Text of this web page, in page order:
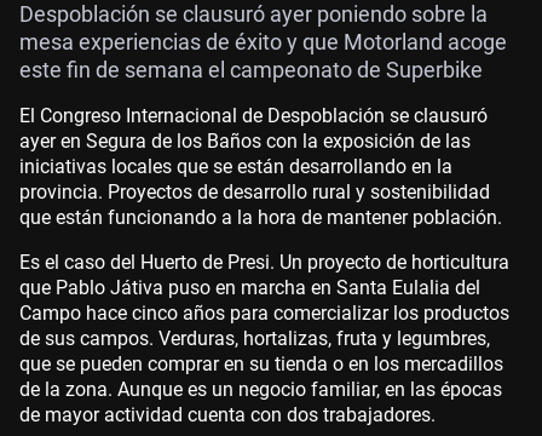
Despoblación se clausuró ayer poniendo sobre la
mesa experiencias de éxito y que Motorland acoge
este fin de semana el campeonato de Superbike
El Congreso Internacional de Despoblación se clausuró
ayer en Segura de los Baños con la exposición de las
iniciativas locales que se están desarrollando en la
provincia. Proyectos de desarrollo rural y sostenibilidad
que están funcionando a la hora de mantener población.
Es el caso del Huerto de Presi. Un proyecto de horticultura
que Pablo Játiva puso en marcha en Santa Eulalia del
Campo hace cinco años para comercializar los productos
de sus campos. Verduras, hortalizas, fruta y legumbres,
que se pueden comprar en su tienda o en los mercadillos
de la zona. Aunque es un negocio familiar, en las épocas
de mayor actividad cuenta con dos trabajadores.